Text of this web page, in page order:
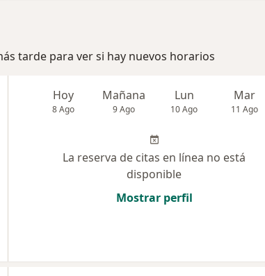
tarde para ver si hay nuevos horarios
Hoy
8 Ago
Mañana
9 Ago
Lun
10 Ago
Mar
11 Ago
La reserva de citas en línea no está
disponible
Mostrar perfil